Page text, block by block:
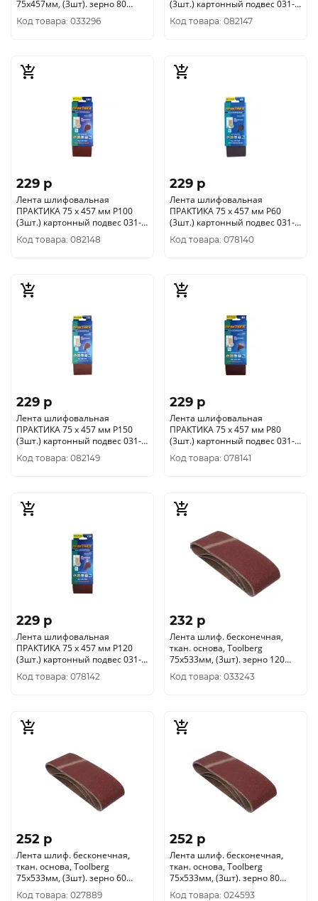
75х457мм, (3шт). зерно 80
2205003
Код товара: 033296
(3шт.) картонный подвес 031-
211
Код товара: 082147
229 p
Лента шлифовальная
ПРАКТИКА 75 х 457 мм P100
(3шт.) картонный подвес 031-
259
Код товара: 082148
229 p
Лента шлифовальная
ПРАКТИКА 75 х 457 мм P60
(3шт.) картонный подвес 031-
235
Код товара: 078140
229 p
Лента шлифовальная
ПРАКТИКА 75 х 457 мм P150
(3шт.) картонный подвес 031-
273
Код товара: 082149
229 p
Лента шлифовальная
ПРАКТИКА 75 х 457 мм P80
(3шт.) картонный подвес 031-
242
Код товара: 078141
229 p
Лента шлифовальная
ПРАКТИКА 75 х 457 мм P120
(3шт.) картонный подвес 031-
266
Код товара: 078142
232 p
Лента шлиф. бесконечная,
ткан. основа, Toolberg
75х533мм, (3шт). зерно 120
2205015
Код товара: 033243
252 p
Лента шлиф. бесконечная,
ткан. основа, Toolberg
75х533мм, (3шт). зерно 60
2205012
Код товара: 027889
252 p
Лента шлиф. бесконечная,
ткан. основа, Toolberg
75х533мм, (3шт). зерно 80
2205013
Код товара: 024593